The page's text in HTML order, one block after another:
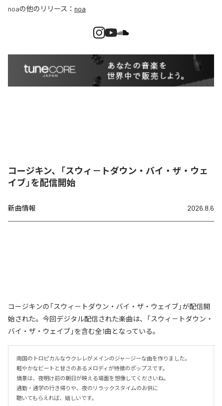
noaの他のリリース： noa
コージキン、「スウィ－トダウン・バイ・ザ・ウェ
イブ」を配信開始
新曲情報 2026.8.6
コージキンの「スウィ－トダウン・バイ・ザ・ウェイブ」が配信開
始された。今回デジタル配信された楽曲は、「スウィ－トダウン・
バイ・ザ・ウェイブ」を含む全1曲となっている。
南国のトロピカルなウクレレがメインのジャ－ジーな曲を作りました。
軽やかなビートと甘さのあるメロディが特徴のポップスです。
情景は、夜明け前の朝日が映える場面を想像してくださいね。
通勤・通学の行き帰りや、夜のリラックスタイムのお供に
聴いてもらえれば、嬉しいです。